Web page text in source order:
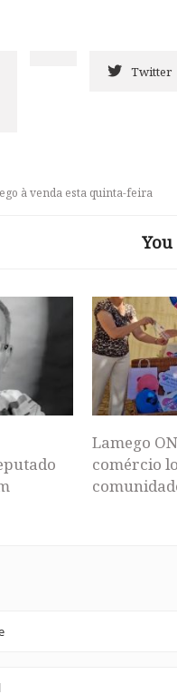
Twitter
à venda esta quinta-feira
Lamego
comércio